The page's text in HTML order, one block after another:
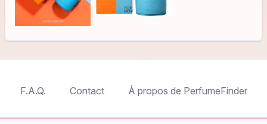
F.A.Q. Contact À propos de PerfumeFinder